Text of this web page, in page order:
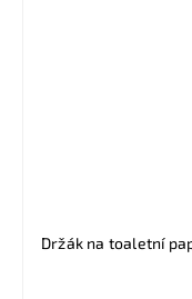
Držák na toaletní